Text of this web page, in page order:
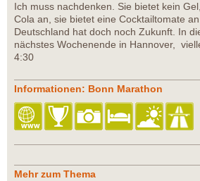
Ich muss nachdenken. Sie bietet kein
Cola an, sie bietet eine Cocktailtomate
Deutschland hat doch noch Zukunft. In
nächstes Wochenende in Hannover,
4:30
Informationen: Bonn Marathon
Mehr zum Thema